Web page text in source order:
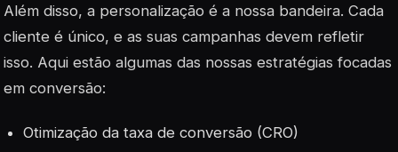
Além disso, a personalização é a nossa bandeira. Cada
cliente é único, e as suas campanhas devem refletir
isso. Aqui estão algumas das nossas estratégias focadas
em conversão:
Otimização da taxa de conversão (CRO)